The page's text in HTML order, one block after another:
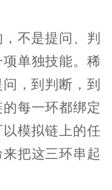
不是提问、判
单独技能。稀
，到判断，到
每一环都绑定
模拟链上的任
把这三环串起